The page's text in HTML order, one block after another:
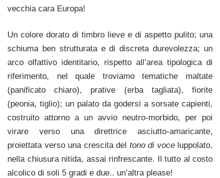
vecchia cara Europa!
Un colore dorato di timbro lieve e di aspetto pulito; una
schiuma ben strutturata e di discreta durevolezza; un
arco olfattivo identitario, rispetto all’area tipologica di
riferimento, nel quale troviamo tematiche maltate
(panificato chiaro), prative (erba tagliata), fiorite
(peonia, tiglio); un palato da godersi a sorsate capienti,
costruito attorno a un avvio neutro-morbido, per poi
virare verso una direttrice asciutto-amaricante,
proiettata verso una crescita del tono di voceluppolato,
nella chiusura nitida, assai rinfrescante. Il tutto al costo
alcolico di soli 5 gradi e due.. un’altra please!